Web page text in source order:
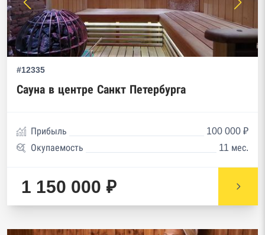
#12335
Сауна в центре Санкт Петербурга
Прибыль
100 000 ₽
Окупаемость
11 мес.
1 150 000 ₽